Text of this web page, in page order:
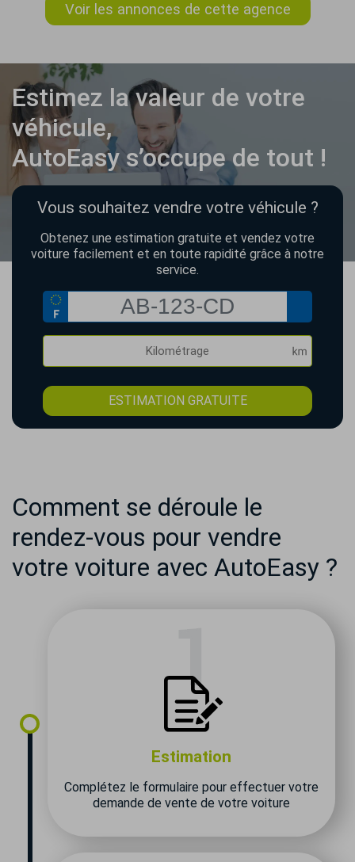
Voir les annonces de cette agence
Estimez la valeur de votre
véhicule,
AutoEasy s’occupe de tout !
Vous souhaitez vendre votre véhicule ?
Obtenez une estimation gratuite et vendez votre
voiture facilement et en toute rapidité grâce à notre
service.
ESTIMATION GRATUITE
Comment se déroule le
rendez-vous pour vendre
votre voiture avec AutoEasy ?
Estimation
Complétez le formulaire pour effectuer votre
demande de vente de votre voiture